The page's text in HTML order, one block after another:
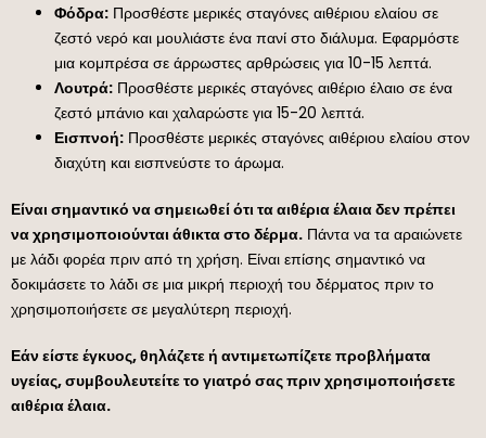
Φόδρα: Προσθέστε μερικές σταγόνες αιθέριου ελαίου σε
ζεστό νερό και μουλιάστε ένα πανί στο διάλυμα. Εφαρμόστε
μια κομπρέσα σε άρρωστες αρθρώσεις για 10-15 λεπτά.
Λουτρά: Προσθέστε μερικές σταγόνες αιθέριο έλαιο σε ένα
ζεστό μπάνιο και χαλαρώστε για 15-20 λεπτά.
Εισπνοή: Προσθέστε μερικές σταγόνες αιθέριου ελαίου στον
διαχύτη και εισπνεύστε το άρωμα.
Είναι σημαντικό να σημειωθεί ότι τα αιθέρια έλαια δεν πρέπει
να χρησιμοποιούνται άθικτα στο δέρμα. Πάντα να τα αραιώνετε
με λάδι φορέα πριν από τη χρήση. Είναι επίσης σημαντικό να
δοκιμάσετε το λάδι σε μια μικρή περιοχή του δέρματος πριν το
χρησιμοποιήσετε σε μεγαλύτερη περιοχή.
Εάν είστε έγκυος, θηλάζετε ή αντιμετωπίζετε προβλήματα
υγείας, συμβουλευτείτε το γιατρό σας πριν χρησιμοποιήσετε
αιθέρια έλαια.